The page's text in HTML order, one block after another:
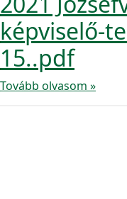
képviselő-
15..pdf
Tovább olvasom »